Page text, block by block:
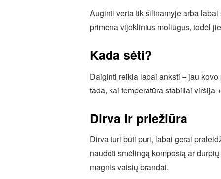
Auginti verta tik šiltnamyje arba
primena vijoklinius moliūgus, todėl
Kada sėti?
Daiginti reikia labai anksti – jau
tada, kai temperatūra stabiliai viršija
Dirva ir priežiūra
Dirva turi būti puri, labai gerai
naudoti smėlingą kompostą ar
magnis vaisių brandai.